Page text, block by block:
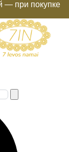
при покупке